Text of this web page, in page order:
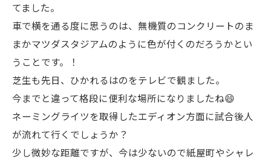
てました。
車で横を通る度に思うのは、無機質のコンクリートのま
まかマツダスタジアムのように色が付くのだろうかとい
うことです。！
芝生も先日、ひかれるはのをテレビで観ました。
今までと違って格段に便利な場所になりましたね😄
ネーミングライツを取得したエディオン方面に試合後人
が流れて行くでしょうか？
少し微妙な距離ですが、今は少ないので紙屋町やシャレ